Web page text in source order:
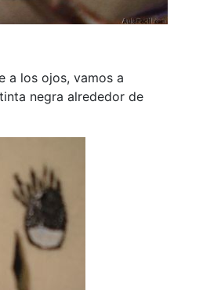
a los ojos, vamos a
negra alrededor de